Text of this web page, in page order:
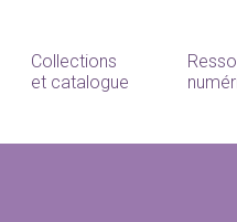
Collections
et catalogue